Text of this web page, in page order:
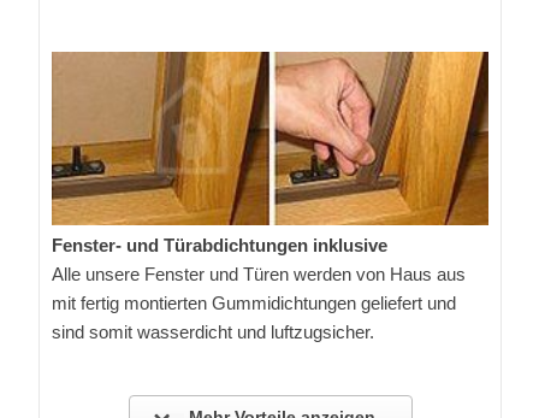
Fenster- und Türabdichtungen inklusive
Alle unsere Fenster und Türen werden von Haus aus
mit fertig montierten Gummidichtungen geliefert und
sind somit wasserdicht und luftzugsicher.